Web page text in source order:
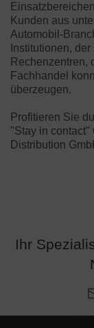
Kunden aus
Automobil-
Institutionen,
Rechenzentren,
Fachhandel
überzeugen.
Profitieren Sie
"Stay in contact"
Distribution
Ihr